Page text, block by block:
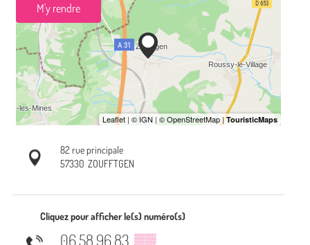
M'y rendre
82 rue principale
57330 ZOUFFTGEN
Cliquez pour afficher le(s) numéro(s)
06 58 96 83 ▒▒